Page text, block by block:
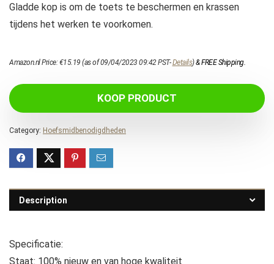
Gladde kop is om de toets te beschermen en krassen
tijdens het werken te voorkomen.
Amazon.nl Price:€15.19 (as of 09/04/2023 09:42 PST-Details)&FREE Shipping.
KOOP PRODUCT
Category: Hoefsmidbenodigdheden
Description
Specificatie:
Staat: 100% nieuw en van hoge kwaliteit